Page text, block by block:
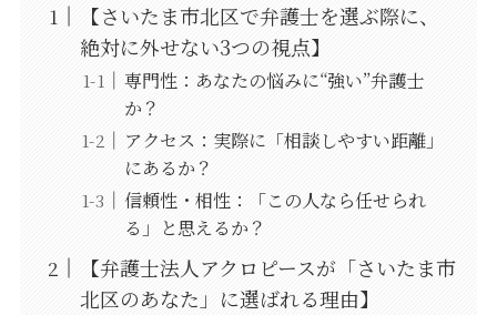
【さいたま市北区で弁護士を選ぶ際に、
絶対に外せない3つの視点】
専門性：あなたの悩みに“強い”弁護士
か？
アクセス：実際に「相談しやすい距離」
にあるか？
信頼性・相性：「この人なら任せられ
る」と思えるか？
【弁護士法人アクロピースが「さいたま市
北区のあなた」に選ばれる理由】